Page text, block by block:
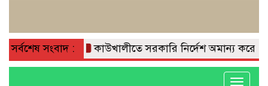
সর্বশেষ সংবাদ :কাউখালীতে সরকারি নির্দেশ অমান্য করে গাছের
Toggle